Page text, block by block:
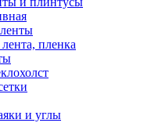
пленка
и углы